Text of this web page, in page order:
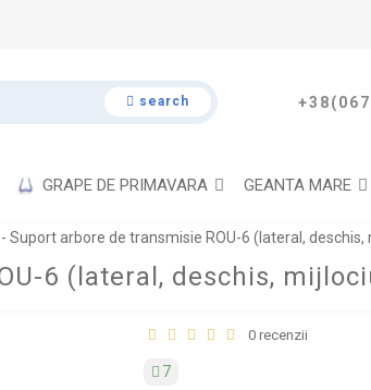
search
GRAPE DE PRIMAVARA GEANTA MARE
- Suport arbore de transmisie ROU-6 (lateral,
6 (lateral, deschis,
0 recenzii
7